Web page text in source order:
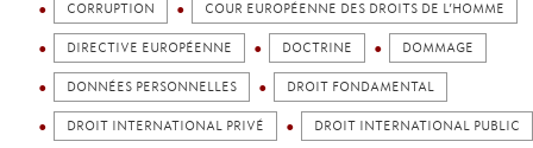
CORRUPTION COUR EUROPÉENNE DES DROITS DE L’HOMME
DIRECTIVE EUROPÉENNE DOCTRINE DOMMAGE
DONNÉES PERSONNELLES DROIT FONDAMENTAL
DROIT INTERNATIONAL PRIVÉ DROIT INTERNATIONAL PUBLIC